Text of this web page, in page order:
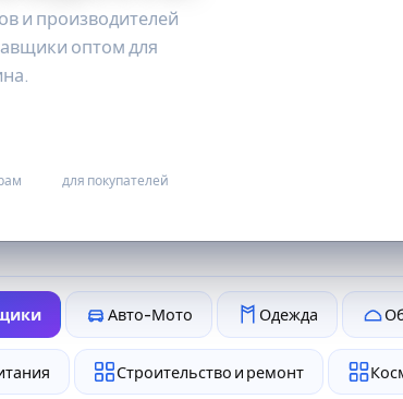
и производителей
оптом для
для покупателей
Авто-Мото Одежда
Строительство и ремонт